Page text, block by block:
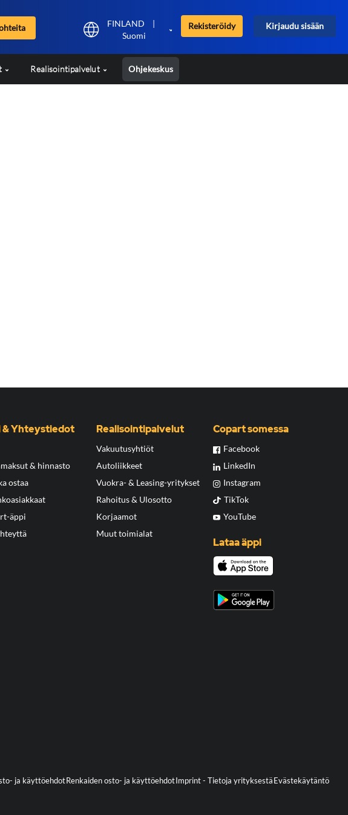
FINLAND
|
Suomi
Rekisteröidy Kirjaudu sisään
Realisointipalvelut Ohjekeskus
& Yhteystiedot
& hinnasto
ostaa
äppi
Realisointipalvelut
Vakuutusyhtiöt
Autoliikkeet
Vuokra- & Leasing-yritykset
Rahoitus & Ulosotto
Korjaamot
Muut toimialat
Copart somessa
Facebook
LinkedIn
Instagram
TikTok
YouTube
Lataa äppi
ja käyttöehdotRenkaiden osto- ja käyttöehdotImprint - Tietoja yrityksestäEvästekäytäntö